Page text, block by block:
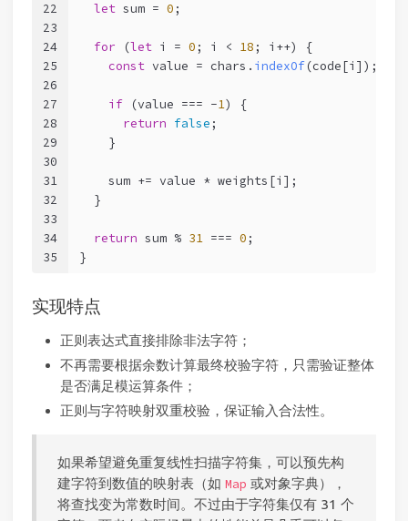
22
23
24
25
26
27
28
29
30
31
32
33
34
35
let sum = 0 ;
for (let i = 0 ; i < 18 ; i++) {
const value = chars. indexOf(code[i]);
if (value === -1) {
return false ;
    }
    sum += value * weights[i];
  }
return sum % 31 === 0 ;
}
实现特点
正则表达式直接排除非法字符；
不再需要根据余数计算最终校验字符，只需验证整体
是否满足模运算条件；
正则与字符映射双重校验，保证输入合法性。
如果希望避免重复线性扫描字符集，可以预先构
建字符到数值的映射表（如Map 或对象字典），
将查找变为常数时间。不过由于字符集仅有 31 个